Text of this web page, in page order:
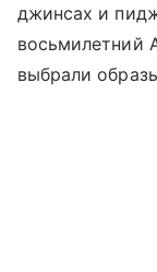
джинсах и
восьмилетний
выбрали